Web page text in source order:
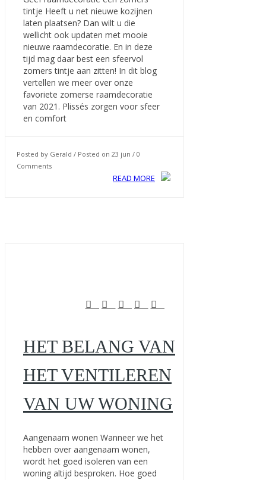
tintje Heeft u net nieuwe kozijnen
laten plaatsen? Dan wilt u die
wellicht ook updaten met mooie
nieuwe raamdecoratie. En in deze
tijd mag daar best een sfeervol
zomers tintje aan zitten! In dit blog
vertellen we meer over onze
favoriete zomerse raamdecoratie
van 2021. Plissés zorgen voor sfeer
en comfort
Posted by Gerald / Posted on 23 jun / 0
Comments
READ MORE
HET BELANG VAN
HET VENTILEREN
VAN UW WONING
Aangenaam wonen Wanneer we het
hebben over aangenaam wonen,
wordt het goed isoleren van een
woning altijd besproken. Hoe goed